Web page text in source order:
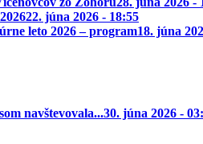
22. júna 2026 - 18:55
leto 2026 – program18. júna
navštevovala...30. júna 2026 -